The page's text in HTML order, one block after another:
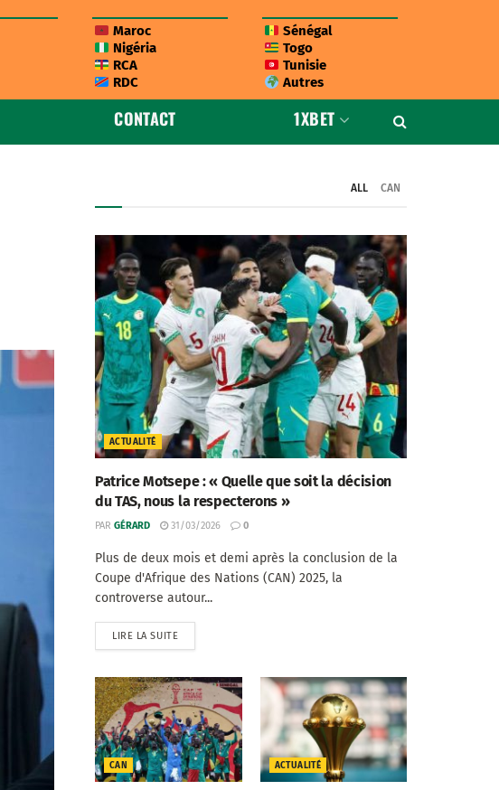
Maroc
Nigéria
RCA
RDC
Sénégal
Togo
Tunisie
Autres
CONTACT 1XBET
ALL CAN
ACTUALITÉ
Patrice Motsepe : « Quelle que soit la décision
du TAS, nous la respecterons »
PAR GÉRARD 31/03/2026 0
Plus de deux mois et demi après la conclusion de la
Coupe d'Afrique des Nations (CAN) 2025, la
controverse autour...
LIRE LA SUITE
CAN ACTUALITÉ